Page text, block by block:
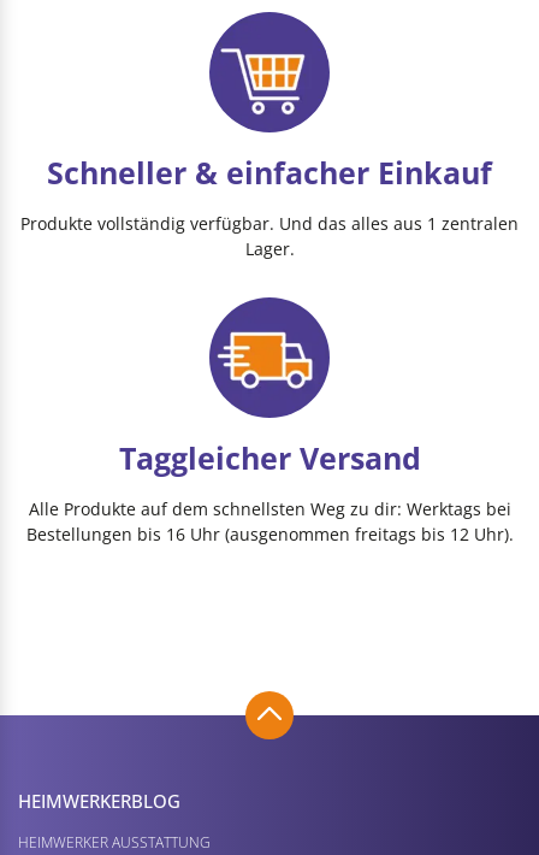
Schneller & einfacher Einkauf
Produkte vollständig verfügbar. Und das alles aus 1 zentralen
Lager.
Taggleicher Versand
Alle Produkte auf dem schnellsten Weg zu dir: Werktags bei
Bestellungen bis 16 Uhr (ausgenommen freitags bis 12 Uhr).
HEIMWERKER­BLOG
HEIMWERKER AUSSTATTUNG